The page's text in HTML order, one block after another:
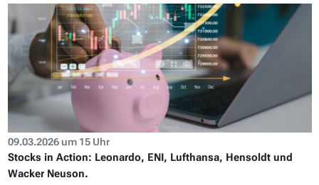
09.03.2026 um 15 Uhr
Stocks in Action: Leonardo, ENI, Lufthansa, Hensoldt und
Wacker Neuson.